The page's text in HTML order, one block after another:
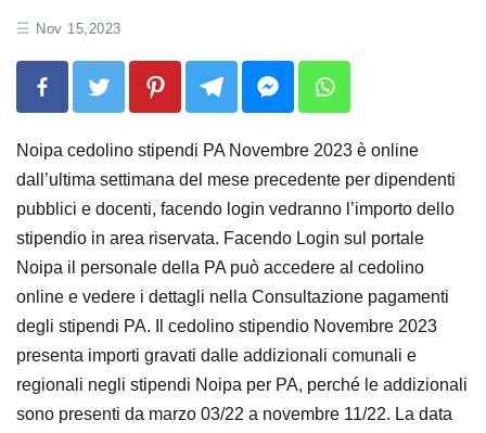
Nov 15,2023
Noipa cedolino stipendi PA Novembre 2023 è online
dall’ultima settimana del mese precedente per dipendenti
pubblici e docenti, facendo login vedranno l’importo dello
stipendio in area riservata. Facendo Login sul portale
Noipa il personale della PA può accedere al cedolino
online e vedere i dettagli nella Consultazione pagamenti
degli stipendi PA. Il cedolino stipendio Novembre 2023
presenta importi gravati dalle addizionali comunali e
regionali negli stipendi Noipa per PA, perché le addizionali
sono presenti da marzo 03/22 a novembre 11/22. La data